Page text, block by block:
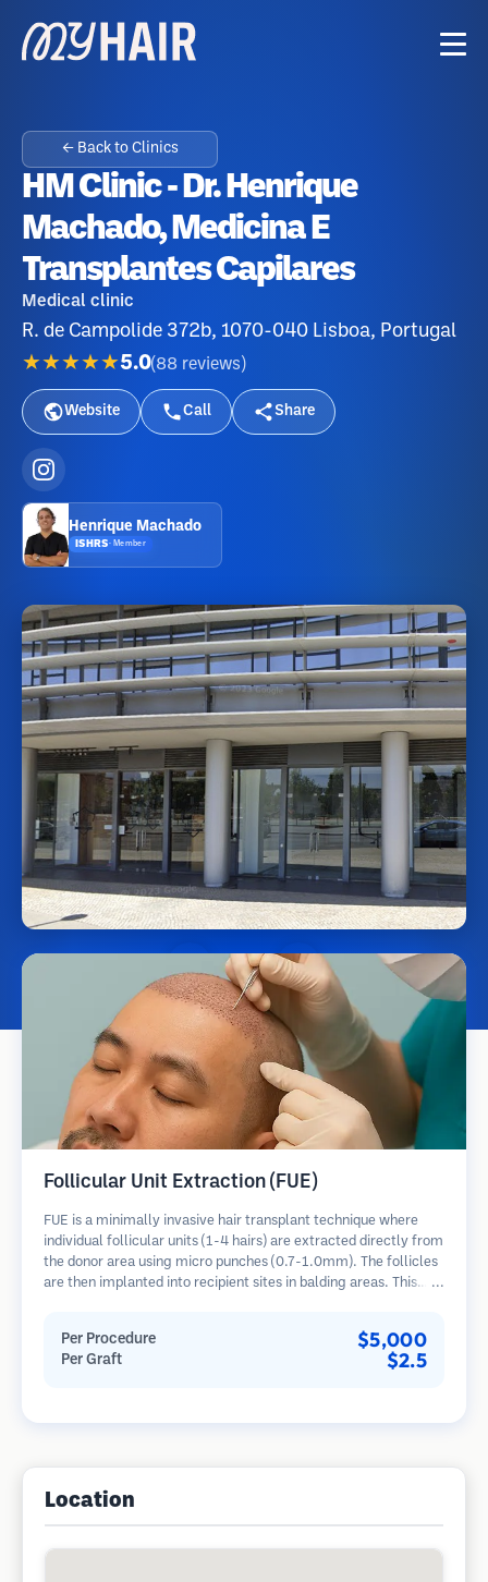
← Back to Clinics
HM Clinic - Dr. Henrique
Machado, Medicina E
Transplantes Capilares
Medical clinic
R. de Campolide 372b, 1070-040 Lisboa, Portugal
★★★★★5.0(88 reviews )
Website Call Share
Henrique Machado
ISHRS· Member
Follicular Unit Extraction (FUE)
FUE is a minimally invasive hair transplant technique where
individual follicular units (1-4 hairs) are extracted directly from
the donor area using micro punches (0.7-1.0mm). The follicles
are then implanted into recipient sites in balding areas. This
Per Procedure $5,000
Per Graft $2.5
Location